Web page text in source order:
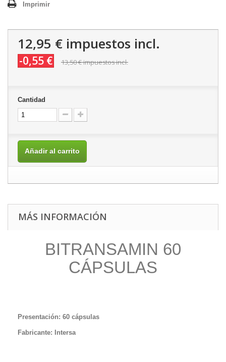
Imprimir
12,95 € impuestos incl.
-0,55 € 13,50 €impuestos incl.
Cantidad
Añadir al carrito
MÁS INFORMACIÓN
BITRANSAMIN 60
CÁPSULAS
Presentación: 60 cápsulas
Fabricante: Intersa